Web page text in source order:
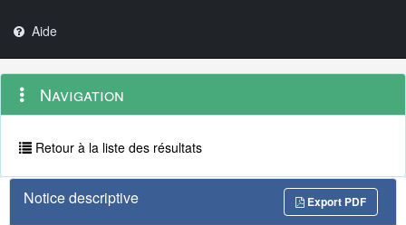
Aide
Navigation
outils
Menu
contextuel
Navigation
Retour à la liste des résultats
Notice descriptive Export PDF